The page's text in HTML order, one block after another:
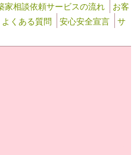
家相談依頼サービスの流れ
お客
よくある質問 安心安全宣言
サ